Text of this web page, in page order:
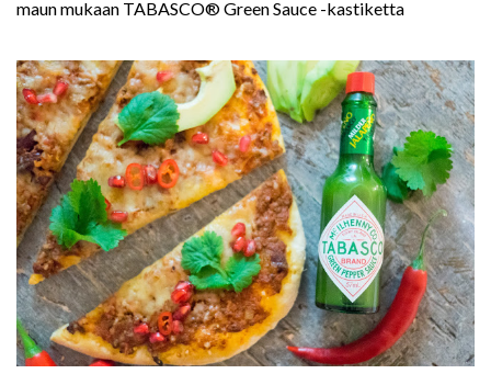
maun mukaan TABASCO® Green Sauce -kastiketta